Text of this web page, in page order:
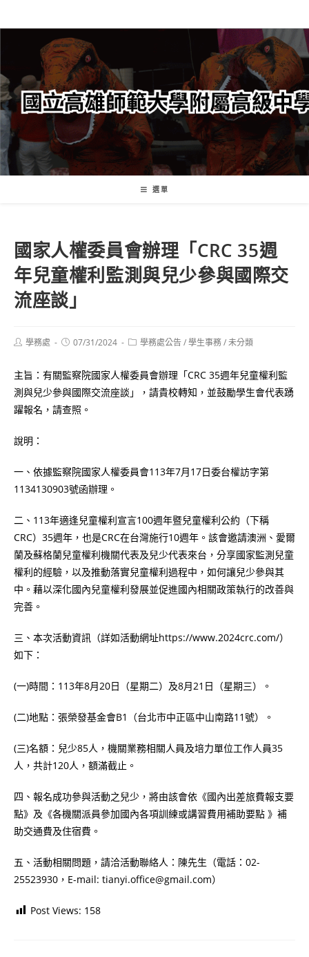
轉
要
內
容
選單
國家人權委員會辦理「CRC 35週
年兒童權利監測與兒少參與國際交
流座談」
Post學務處
Post07/31/2024
Post學務處公告/學生事務/未分類
主旨：有關監察院國家人權委員會辦理「CRC 35週年兒童權利監
測與兒少參與國際交流座談」，請貴校轉知，並鼓勵學生會代表踴
躍報名，請查照。
說明：
一、依據監察院國家人權委員會113年7月17日委台權訪字第
1134130903號函辦理。
二、113年適逢兒童權利宣言100週年暨兒童權利公約（下稱
CRC）35週年，也是CRC在台灣施行10週年。該會邀請澳洲、愛爾
蘭及蘇格蘭兒童權利機關代表及兒少代表來台，分享國家監測兒童
權利的經驗，以及推動落實兒童權利過程中，如何讓兒少參與其
中。藉以深化國內兒童權利發展並促進國內相關政策執行的改善與
完善。
三、本次活動資訊（詳如活動網址https://www.2024crc.com/）
如下：
(一)時間：113年8月20日（星期二）及8月21日（星期三）。
(二)地點：張榮發基金會B1（台北市中正區中山南路11號）。
(三)名額：兒少85人，機關業務相關人員及培力單位工作人員35
人，共計120人，額滿截止。
四、報名成功參與活動之兒少，將由該會依《國內出差旅費報支要
點》及《各機關派員參加國內各項訓練或講習費用補助要點 》補
助交通費及住宿費。
五、活動相關問題，請洽活動聯絡人：陳先生（電話：02-
25523930，E-mail: tianyi.office@gmail.com）
Post Views: 158